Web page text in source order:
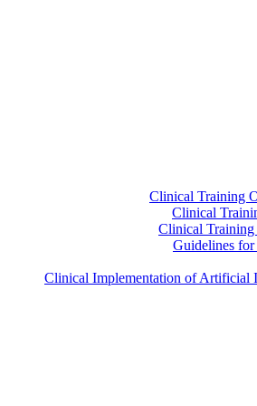
Clinical Training
Clinical
Clinical
Guidelines
Clinical Implementation of Artificial